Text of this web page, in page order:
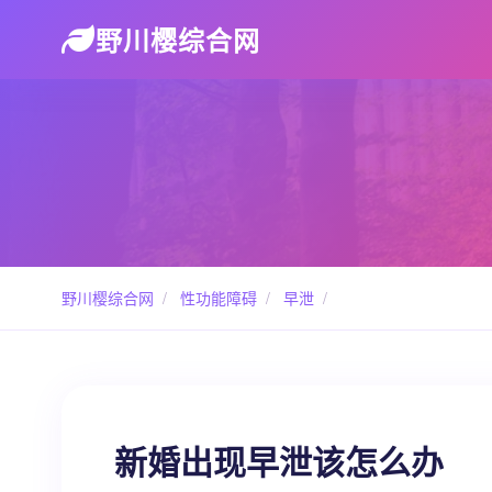
野川樱综合网
野川樱综合网 / 性功能障碍 / 早泄 /
新婚出现早泄该怎么办